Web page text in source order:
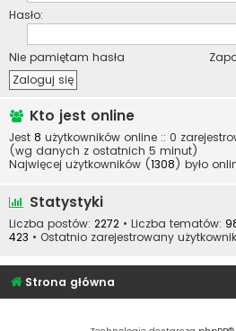
Hasło:
Nie pamiętam hasła
Kto jest online
Jest 8 użytkowników online :: 0
(wg danych z ostatnich 5 minut)
Najwięcej użytkowników (1308) było
Statystyki
Liczba postów: 2272 • Liczba tematów:
423 • Ostatnio zarejestrowany
Strona główna